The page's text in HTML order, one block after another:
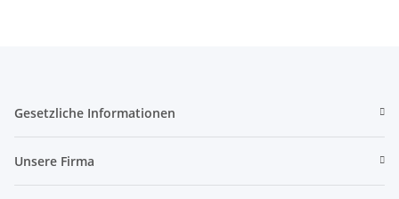
Gesetzliche Informationen
Unsere Firma